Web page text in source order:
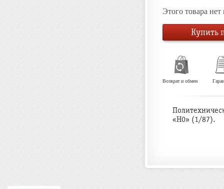
Этого товара
Купить
Возврат и обмен
«H0» (1/87).